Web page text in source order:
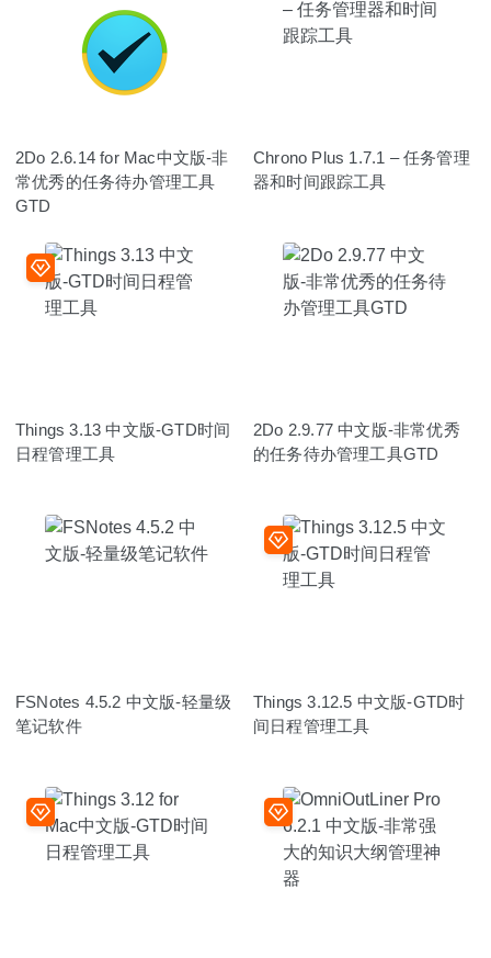
2Do 2.6.14 for Mac中文版-非
常优秀的任务待办管理工具
GTD
Chrono Plus 1.7.1 – 任务管理
器和时间跟踪工具
Things 3.13 中文版-GTD时间
日程管理工具
2Do 2.9.77 中文版-非常优秀
的任务待办管理工具GTD
FSNotes 4.5.2 中文版-轻量级
笔记软件
Things 3.12.5 中文版-GTD时
间日程管理工具